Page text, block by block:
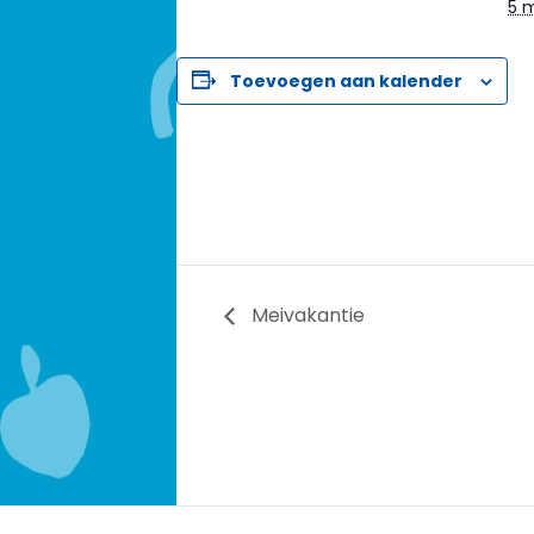
Toevoegen aan kalender
5
Meivakantie